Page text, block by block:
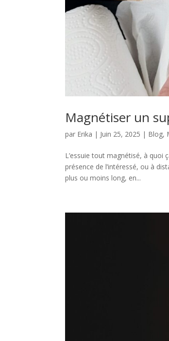
Magnétiser un
par Erika | Juin 25, 2025 | Blog,
L’essuie tout magnétisé, à quoi
présence de l’intéressé, ou à
plus ou moins long, en...